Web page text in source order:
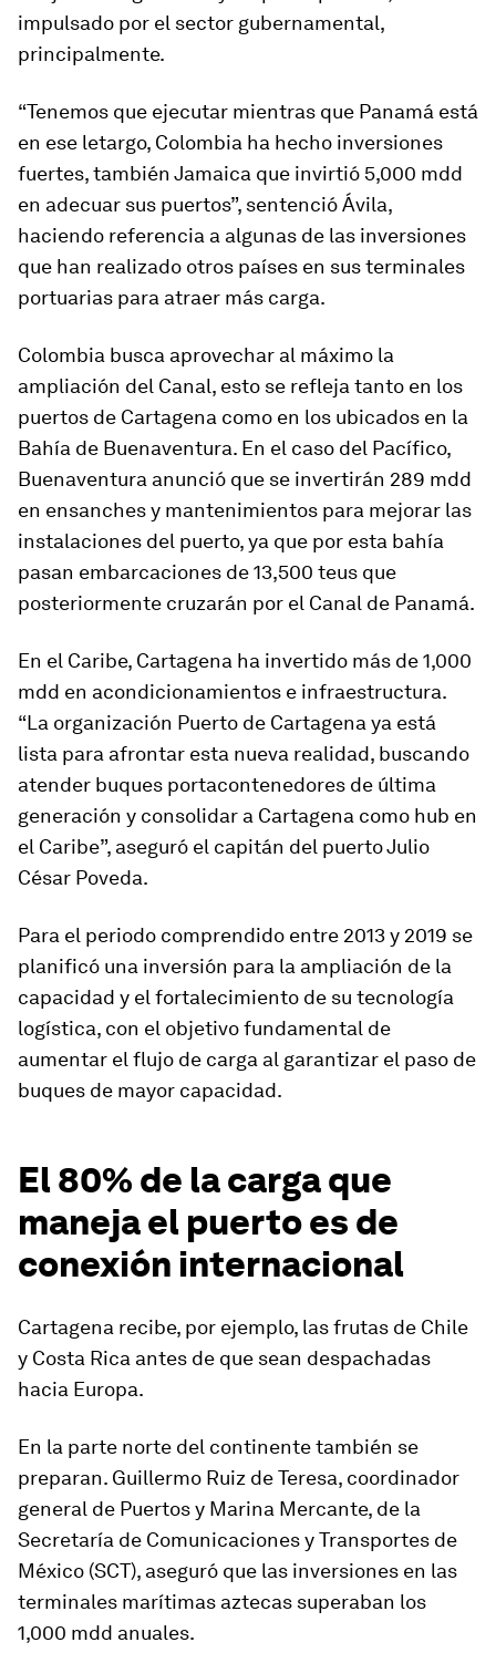
impulsado por el sector gubernamental,
principalmente.
“Tenemos que ejecutar mientras que Panamá está
en ese letargo, Colombia ha hecho inversiones
fuertes, también Jamaica que invirtió 5,000 mdd
en adecuar sus puertos”, sentenció Ávila,
haciendo referencia a algunas de las inversiones
que han realizado otros países en sus terminales
portuarias para atraer más carga.
Colombia busca aprovechar al máximo la
ampliación del Canal, esto se refleja tanto en los
puertos de Cartagena como en los ubicados en la
Bahía de Buenaventura. En el caso del Pacífico,
Buenaventura anunció que se invertirán 289 mdd
en ensanches y mantenimientos para mejorar las
instalaciones del puerto, ya que por esta bahía
pasan embarcaciones de 13,500 teus que
posteriormente cruzarán por el Canal de Panamá.
En el Caribe, Cartagena ha invertido más de 1,000
mdd en acondicionamientos e infraestructura.
“La organización Puerto de Cartagena ya está
lista para afrontar esta nueva realidad, buscando
atender buques portacontenedores de última
generación y consolidar a Cartagena como hub en
el Caribe”, aseguró el capitán del puerto Julio
César Poveda.
Para el periodo comprendido entre 2013 y 2019 se
planificó una inversión para la ampliación de la
capacidad y el fortalecimiento de su tecnología
logística, con el objetivo fundamental de
aumentar el flujo de carga al garantizar el paso de
buques de mayor capacidad.
El 80% de la carga que
maneja el puerto es de
conexión internacional
Cartagena recibe, por ejemplo, las frutas de Chile
y Costa Rica antes de que sean despachadas
hacia Europa.
En la parte norte del continente también se
preparan. Guillermo Ruiz de Teresa, coordinador
general de Puertos y Marina Mercante, de la
Secretaría de Comunicaciones y Transportes de
México (SCT), aseguró que las inversiones en las
terminales marítimas aztecas superaban los
1,000 mdd anuales.